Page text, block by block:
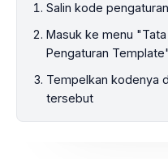
Salin kode
Masuk ke menu
Pengaturan Template"
Tempelkan kodenya
tersebut